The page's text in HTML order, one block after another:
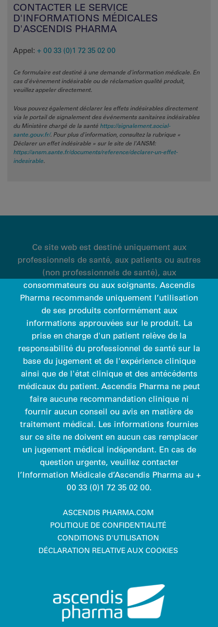
CONTACTER LE SERVICE
D'INFORMATIONS MÉDICALES
D'ASCENDIS PHARMA
Appel: + 00 33 (0)1 72 35 02 00
Ce formulaire est destiné à une demande d'information médicale. En
cas d'évènement indésirable ou de réclamation qualité produit,
veuillez appeler directement.
Vous pouvez également déclarer les effets indésirables directement
via le portail de signalement des événements sanitaires indésirables
du Ministère chargé de la santé https://signalement.social-
sante.gouv.fr/. Pour plus d'information, consultez la rubrique «
Déclarer un effet indésirable » sur le site de l'ANSM:
https://ansm.sante.fr/documents/reference/declarer-un-effet-
indesirable.
Ce site web est destiné uniquement aux
professionnels de santé, aux patients ou autres
(non professionnels de santé), aux
consommateurs ou aux soignants. Ascendis
Pharma recommande uniquement l’utilisation
de ses produits conformément aux
informations approuvées sur le produit. La
prise en charge d'un patient relève de la
responsabilité du professionnel de santé sur la
base du jugement et de l'expérience clinique
ainsi que de l'état clinique et des antécédents
médicaux du patient. Ascendis Pharma ne peut
faire aucune recommandation clinique ni
fournir aucun conseil ou avis en matière de
traitement médical. Les informations fournies
sur ce site ne doivent en aucun cas remplacer
un jugement médical indépendant. En cas de
question urgente, veuillez contacter
l’Information Médicale d’Ascendis Pharma au +
00 33 (0)1 72 35 02 00.
ASCENDIS PHARMA.COM
POLITIQUE DE CONFIDENTIALITÉ
CONDITIONS D'UTILISATION
DÉCLARATION RELATIVE AUX COOKIES